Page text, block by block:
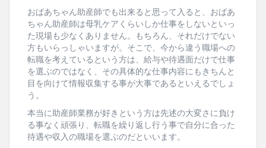
おばあちゃん助産師でも出来ると思って入ると、おばあ
ちゃん助産師は母乳ケアくらいしか仕事をしないといっ
た現場も少なくありません。もちろん、それだけでない
方もいらっしゃいますが。そこで、今から違う職場への
転職を考えているという方は、給与や待遇面だけで仕事
を選ぶのではなく、その具体的な仕事内容にもきちんと
目を向けて情報収集する事が大事であるといえるでしょ
う。
本当に助産師業務が好きという方は先述の大変さに負け
る事なく頑張り、転職を繰り返し行う事で自分に合った
待遇や収入の職場を選ぶのだといいます。